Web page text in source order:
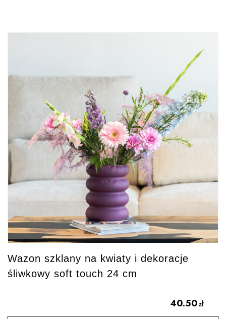
Wazon szklany na kwiaty i dekoracje
śliwkowy soft touch 24 cm
40.50zł